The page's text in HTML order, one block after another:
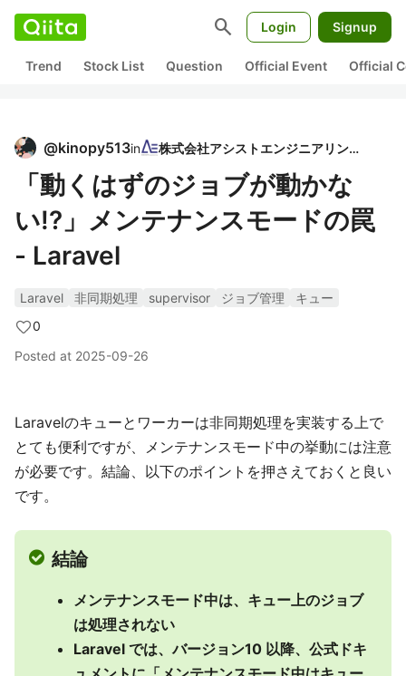
search Login Signup
Trend Stock List Question Official Event Official
@kinopy513in 株式会社アシストエンジニアリング
「動くはずのジョブが動かな
い!?」メンテナンスモードの罠
- Laravel
Laravel 非同期処理 supervisor ジョブ管理
キュー
0
Posted at 2025-09-26
Laravelのキューとワーカーは非同期処理を実装する上で
とても便利ですが、メンテナンスモード中の挙動には注意
が必要です。結論、以下のポイントを押さえておくと良い
です。
結論
メンテナンスモード中は、キュー上のジョブ
は処理されない
Laravel では、バージョン10 以降、公式ドキ